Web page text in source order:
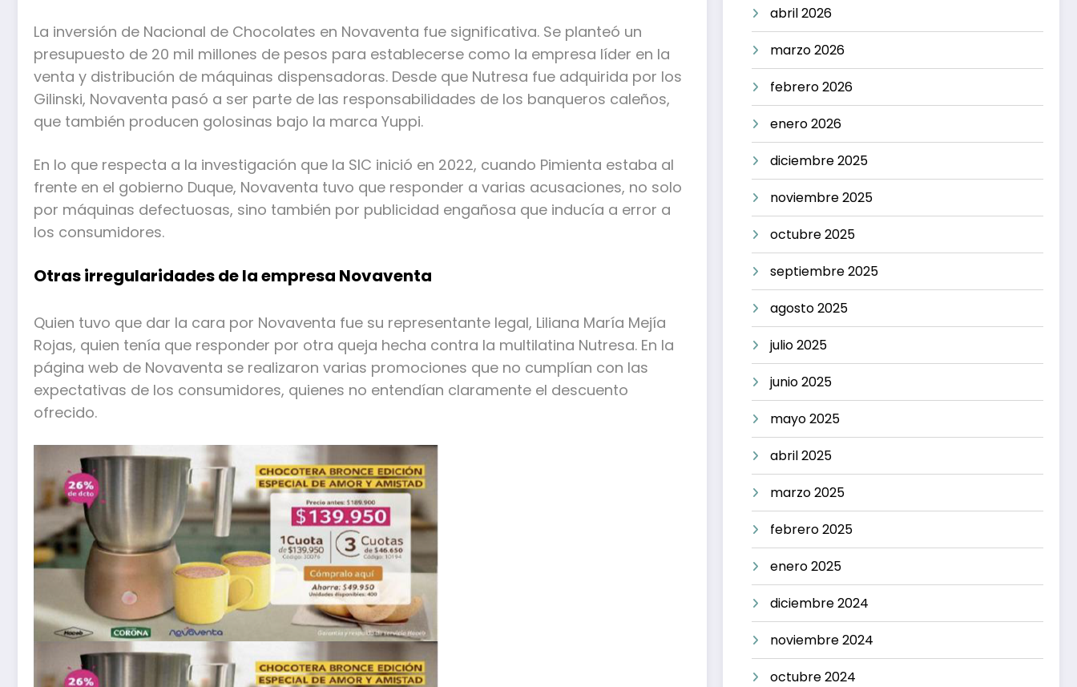
La inversión de Nacional de Chocolates en Novaventa fue significativa. Se planteó un
presupuesto de 20 mil millones de pesos para establecerse como la empresa líder en la
venta y distribución de máquinas dispensadoras. Desde que Nutresa fue adquirida por los
Gilinski, Novaventa pasó a ser parte de las responsabilidades de los banqueros caleños,
que también producen golosinas bajo la marca Yuppi.
En lo que respecta a la investigación que la SIC inició en 2022, cuando Pimienta estaba al
frente en el gobierno Duque, Novaventa tuvo que responder a varias acusaciones, no solo
por máquinas defectuosas, sino también por publicidad engañosa que inducía a error a
los consumidores.
Otras irregularidades de la empresa Novaventa
Quien tuvo que dar la cara por Novaventa fue su representante legal, Liliana María Mejía
Rojas, quien tenía que responder por otra queja hecha contra la multilatina Nutresa. En la
página web de Novaventa se realizaron varias promociones que no cumplían con las
expectativas de los consumidores, quienes no entendían claramente el descuento
ofrecido.
abril 2026
marzo 2026
febrero 2026
enero 2026
diciembre 2025
noviembre 2025
octubre 2025
septiembre 2025
agosto 2025
julio 2025
junio 2025
mayo 2025
abril 2025
marzo 2025
febrero 2025
enero 2025
diciembre 2024
noviembre 2024
octubre 2024